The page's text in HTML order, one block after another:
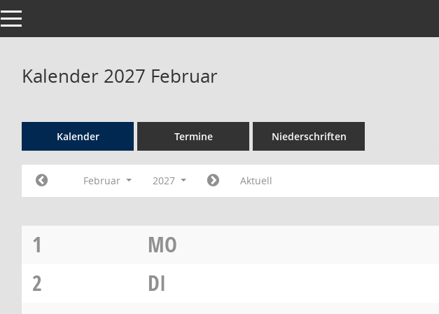
Toggle navigation
Kalender 2027 Februar
Kalender Termine Niederschriften
Februar 2027 Aktuell
1
MO
2
DI